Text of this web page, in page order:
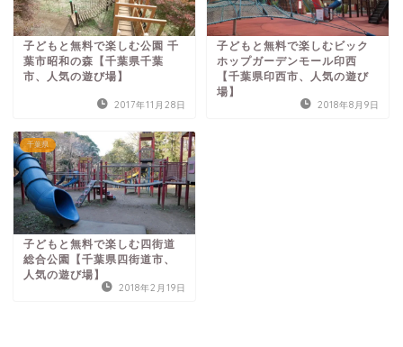
子どもと無料で楽しむ公園 千
葉市昭和の森【千葉県千葉
市、人気の遊び場】
2017年11月28日
子どもと無料で楽しむビック
ホップガーデンモール印西
【千葉県印西市、人気の遊び
場】
2018年8月9日
千葉県
子どもと無料で楽しむ四街道
総合公園【千葉県四街道市、
人気の遊び場】
2018年2月19日